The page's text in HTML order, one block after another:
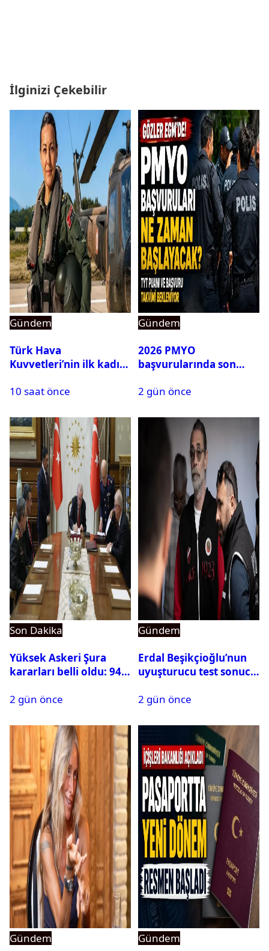
İlginizi Çekebilir
Gündem
Türk Hava
Kuvvetleri’nin ilk kadın
Karapınar hakkında
ortaya çıktı
10 saat önce
Gündem
2026 PMYO
başvurularında son
2 gün önce
Son Dakika
Yüksek Askeri Şura
kararları belli oldu: 94
2 gün önce
Gündem
Erdal Beşikçioğlu’nun
uyuşturucu test sonucu
2 gün önce
Gündem Gündem